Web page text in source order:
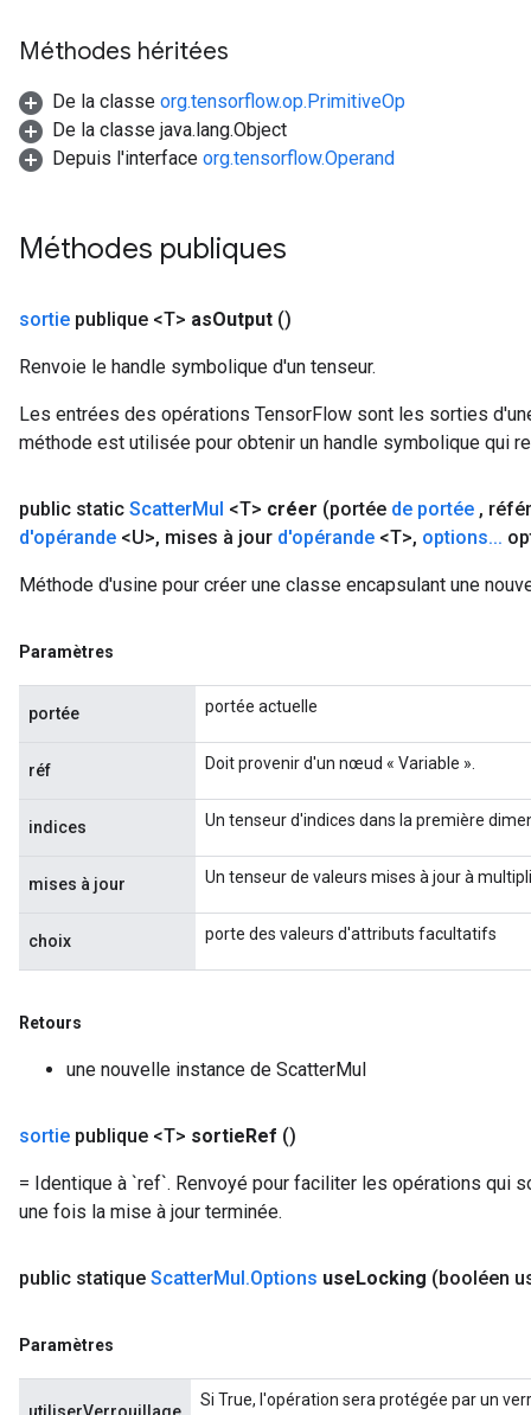
Méthodes héritées
De la classe org.tensorflow.op.PrimitiveOp
De la classe java.lang.Object
Depuis l'interface org.tensorflow.Operand
Méthodes publiques
sortie publique <T> asOutput ()
Renvoie le handle symbolique d'un tenseur.
Les entrées des opérations TensorFlow sont les sorties
méthode est utilisée pour obtenir un handle symbolique qui
public static ScatterMul <T> créer (portée de portée ,
d'opérande <U>, mises à jour d'opérande <T>, options...
Méthode d'usine pour créer une classe encapsulant une
Paramètres
portée portée actuelle
réf Doit provenir d'un nœud « Variable ».
indices Un tenseur d'indices dans la première
mises à jour Un tenseur de valeurs mises à jour à
choix porte des valeurs d'attributs facultatifs
Retours
une nouvelle instance de ScatterMul
sortie publique <T> sortieRef ()
= Identique à `ref`. Renvoyé pour faciliter les opérations qui
une fois la mise à jour terminée.
public statique ScatterMul.Options useLocking (booléen
Paramètres
Si True, l'opération sera protégée par un